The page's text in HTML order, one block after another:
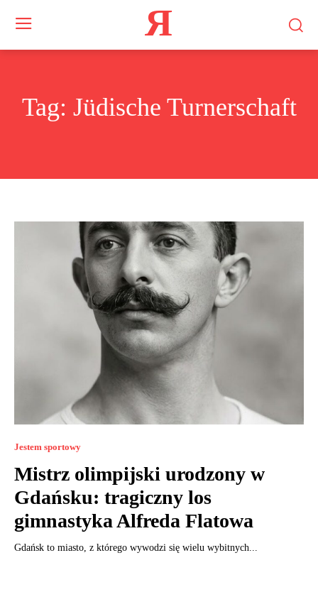
Я
Tag: Jüdische Turnerschaft
Jestem sportowy
Mistrz olimpijski urodzony w
Gdańsku: tragiczny los
gimnastyka Alfreda Flatowa
Gdańsk to miasto, z którego wywodzi się wielu wybitnych...